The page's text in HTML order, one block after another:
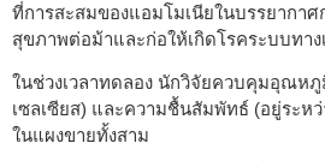
ที่การสะสมของแอมโมเนียในบรรยากาศ
สุขภาพต่อม้าและก่อให้เกิดโรคระบบทาง
ในช่วงเวลาทดลอง นักวิจัยควบคุมอุณหภู
เซลเซียส) และความชื้นสัมพัทธ์ (อยู่ระหว่
ในแผงขายทั้งสาม